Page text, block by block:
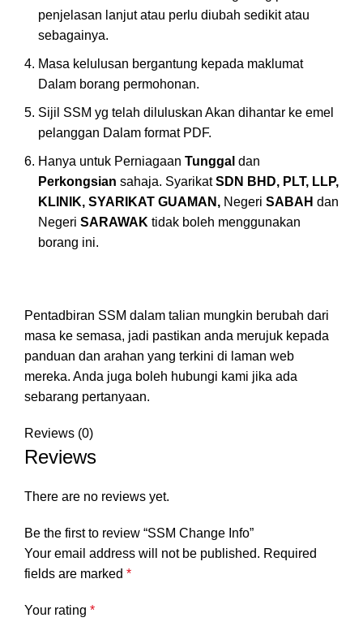
penjelasan lanjut atau perlu diubah sedikit atau
sebagainya.
Masa kelulusan bergantung kepada maklumat
Dalam borang permohonan.
Sijil SSM yg telah diluluskan Akan dihantar ke emel
pelanggan Dalam format PDF.
Hanya untuk Perniagaan Tunggal dan
Perkongsian sahaja. SyarikatSDN BHD, PLT, LLP,
KLINIK, SYARIKAT GUAMAN, Negeri SABAH dan
Negeri SARAWAK tidak boleh menggunakan
borang ini.
Pentadbiran SSM dalam talian mungkin berubah dari
masa ke semasa, jadi pastikan anda merujuk kepada
panduan dan arahan yang terkini di laman web
mereka. Anda juga boleh hubungi kami jika ada
sebarang pertanyaan.
Reviews (0)
Reviews
There are no reviews yet.
Be the first to review “SSM Change Info”
Your email address will not be published. Required
fields are marked *
Your rating *